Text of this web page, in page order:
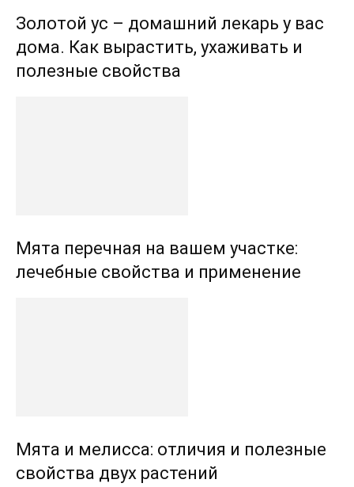
Золотой ус – домашний лекарь у вас
дома. Как вырастить, ухаживать и
полезные свойства
Мята перечная на вашем участке:
лечебные свойства и применение
Мята и мелисса: отличия и полезные
свойства двух растений